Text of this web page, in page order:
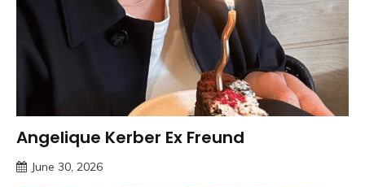
Trends
Angelique Kerber Ex Freund
June 30, 2026